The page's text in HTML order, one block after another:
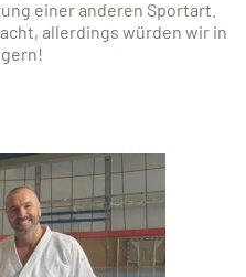
einer anderen Sportart.
allerdings würden wir in